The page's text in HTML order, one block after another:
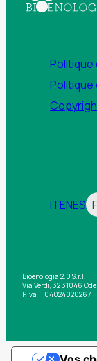
Politique
ITENES
Bioenologia 2.0 S.r.l.
Via Verdi, 32 31046
P.iva IT04024020267